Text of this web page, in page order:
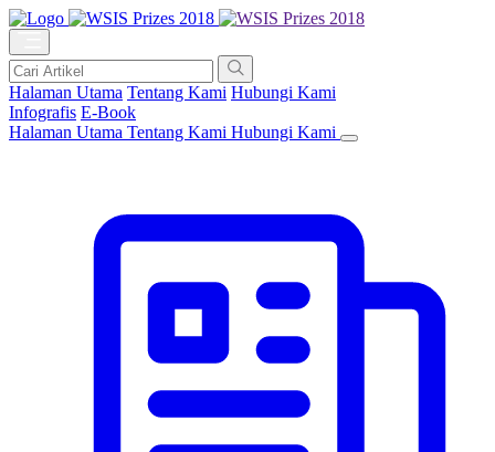
Halaman Utama Tentang Kami Hubungi Kami
Infografis E-Book
Halaman Utama Tentang Kami Hubungi Kami